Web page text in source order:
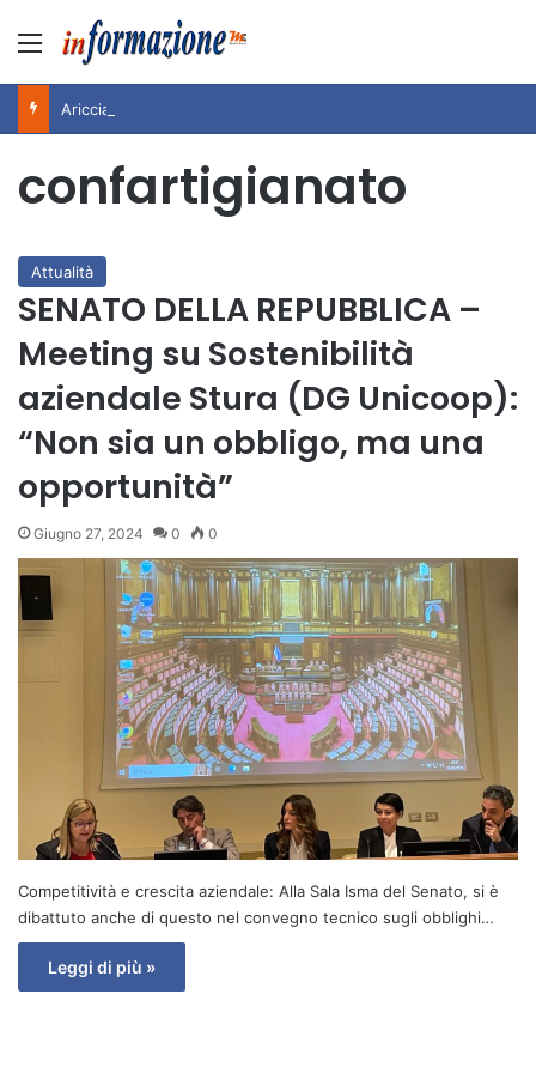
Menu
confartigianato
Attualità
SENATO DELLA REPUBBLICA –
Meeting su Sostenibilità
aziendale Stura (DG Unicoop):
“Non sia un obbligo, ma una
opportunità”
Giugno 27, 2024 0 0
Competitività e crescita aziendale: Alla Sala Isma del Senato, si è
dibattuto anche di questo nel convegno tecnico sugli obblighi…
Leggi di più »